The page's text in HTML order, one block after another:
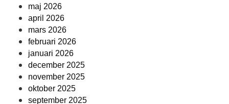
maj 2026
april 2026
mars 2026
februari 2026
januari 2026
december 2025
november 2025
oktober 2025
september 2025